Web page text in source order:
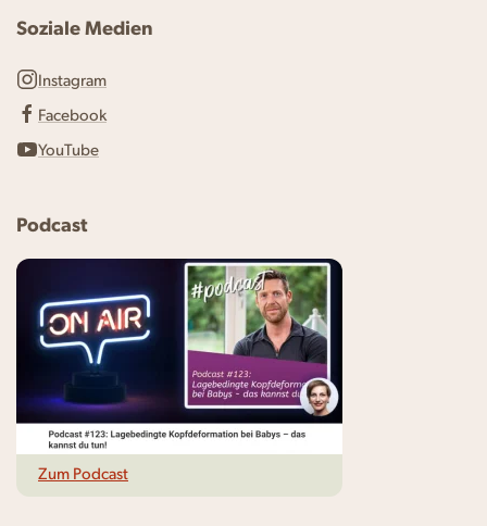
Soziale Medien
Instagram
Facebook
YouTube
Podcast
Zum Podcast